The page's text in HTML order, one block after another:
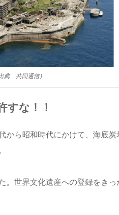
典 共同通信）
すな！！
ら昭和時代にかけて、海底
。世界文化遺産への登録をき